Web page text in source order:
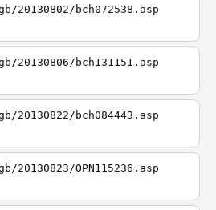
20130802/bch072538.asp
20130806/bch131151.asp
20130822/bch084443.asp
OPN115236.asp